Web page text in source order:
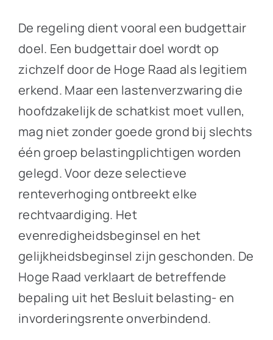
De regeling dient vooral een budgettair
doel. Een budgettair doel wordt op
zichzelf door de Hoge Raad als legitiem
erkend. Maar een lastenverzwaring die
hoofdzakelijk de schatkist moet vullen,
mag niet zonder goede grond bij slechts
één groep belastingplichtigen worden
gelegd. Voor deze selectieve
renteverhoging ontbreekt elke
rechtvaardiging. Het
evenredigheidsbeginsel en het
gelijkheidsbeginsel zijn geschonden. De
Hoge Raad verklaart de betreffende
bepaling uit het Besluit belasting- en
invorderingsrente onverbindend.